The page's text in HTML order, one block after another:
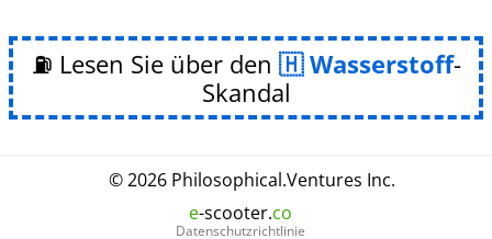
⛽ Lesen Sie über den Wasserstoff-
Skandal
© 2026 Philosophical.Ventures Inc.
e-scooter.co
Datenschutzrichtlinie